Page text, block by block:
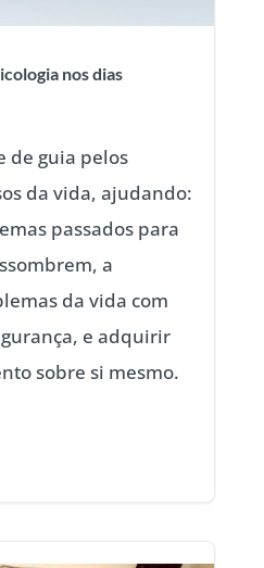
nos dias
de guia pelos
da vida, ajudando:
passados para
a
da vida com
e adquirir
sobre si mesmo.